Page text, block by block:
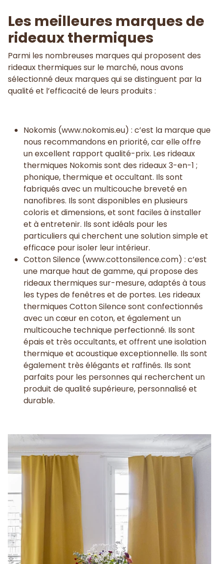
Les meilleures marques de
rideaux thermiques
Parmi les nombreuses marques qui proposent des
rideaux thermiques sur le marché, nous avons
sélectionné deux marques qui se distinguent par la
qualité et l’efficacité de leurs produits :
Nokomis (www.nokomis.eu) : c’est la marque que
nous recommandons en priorité, car elle offre
un excellent rapport qualité-prix. Les rideaux
thermiques Nokomis sont des rideaux 3-en-1 ;
phonique, thermique et occultant. Ils sont
fabriqués avec un multicouche breveté en
nanofibres. Ils sont disponibles en plusieurs
coloris et dimensions, et sont faciles à installer
et à entretenir. Ils sont idéals pour les
particuliers qui cherchent une solution simple et
efficace pour isoler leur intérieur.
Cotton Silence (www.cottonsilence.com) : c’est
une marque haut de gamme, qui propose des
rideaux thermiques sur-mesure, adaptés à tous
les types de fenêtres et de portes. Les rideaux
thermiques Cotton Silence sont confectionnés
avec un cœur en coton, et également un
multicouche technique perfectionné. Ils sont
épais et très occultants, et offrent une isolation
thermique et acoustique exceptionnelle. Ils sont
également très élégants et raffinés. Ils sont
parfaits pour les personnes qui recherchent un
produit de qualité supérieure, personnalisé et
durable.